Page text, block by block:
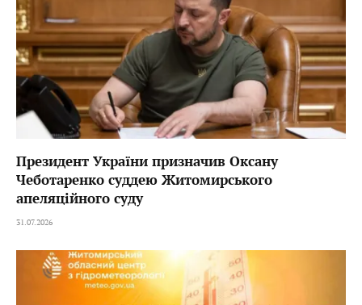
Президент України призначив Оксану
Чеботаренко суддею Житомирського
апеляційного суду
31.07.2026